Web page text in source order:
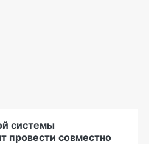
системы
провести совместно